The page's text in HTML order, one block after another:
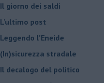
Il giorno dei saldi
L'ultimo post
Leggendo l'Eneide
​(In)sicurezza stradale
Il decalogo del politico